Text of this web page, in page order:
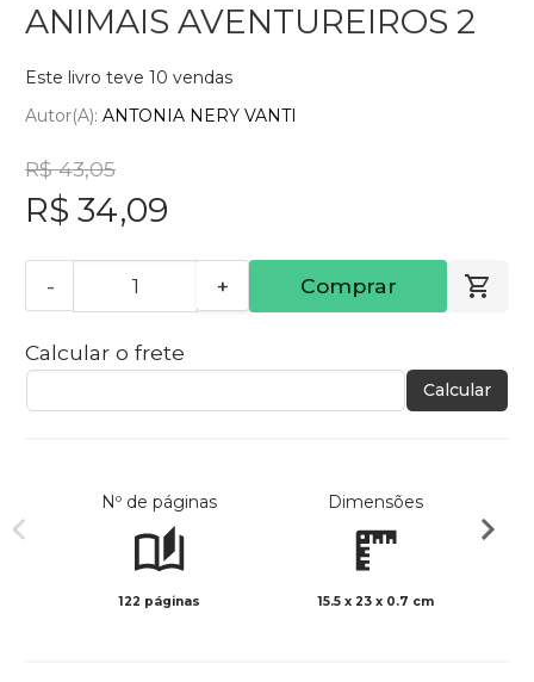
ANIMAIS AVENTUREIROS 2
Este livro teve 10 vendas
Autor(a): ANTONIA NERY VANTI
R$ 43,05
R$ 34,09
- + Comprar
Calcular o frete
Calcular
Nº de páginas
122 páginas
Dimensões
15.5 x 23 x 0.7 cm